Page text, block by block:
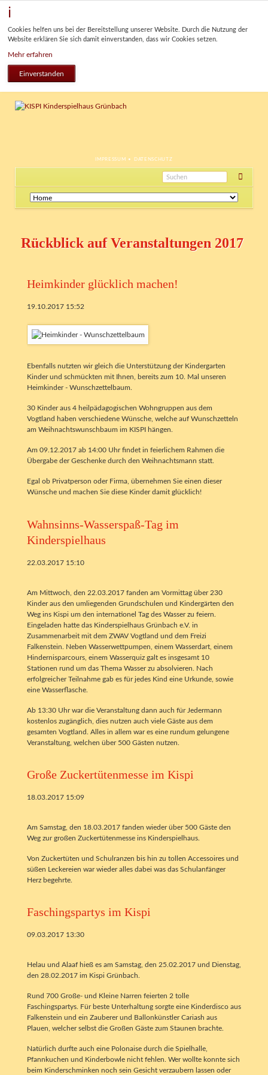
Cookies helfen uns bei der Bereitstellung unserer Website. Durch die Nutzung der
Website erklären Sie sich damit einverstanden, dass wir Cookies setzen.
Mehr erfahren
Einverstanden
NAVIGATION
IMPRESSUM DATENSCHUTZ
Navigation
überspringen
Rückblick auf Veranstaltungen 2017
Heimkinder glücklich machen!
19.10.2017 15:52
Ebenfalls nutzten wir gleich die Unterstützung der Kindergarten
Kinder und schmückten mit Ihnen, bereits zum 10. Mal unseren
Heimkinder - Wunschzettelbaum.
30 Kinder aus 4 heilpädagogischen Wohngruppen aus dem
Vogtland haben verschiedene Wünsche, welche auf Wunschzetteln
am Weihnachtswunschbaum im KISPI hängen.
Am 09.12.2017 ab 14:00 Uhr findet in feierlichem Rahmen die
Übergabe der Geschenke durch den Weihnachtsmann statt.
Egal ob Privatperson oder Firma, übernehmen Sie einen dieser
Wünsche und machen Sie diese Kinder damit glücklich!
Wahnsinns-Wasserspaß-Tag im
Kinderspielhaus
22.03.2017 15:10
Am Mittwoch, den 22.03.2017 fanden am Vormittag über 230
Kinder aus den umliegenden Grundschulen und Kindergärten den
Weg ins Kispi um den internationel Tag des Wasser zu feiern.
Eingeladen hatte das Kinderspielhaus Grünbach e.V. in
Zusammenarbeit mit dem ZWAV Vogtland und dem Freizi
Falkenstein. Neben Wasserwettpumpen, einem Wasserdart, einem
Hindernisparcours, einem Wasserquiz galt es insgesamt 10
Stationen rund um das Thema Wasser zu absolvieren. Nach
erfolgreicher Teilnahme gab es für jedes Kind eine Urkunde, sowie
eine Wasserflasche.
Ab 13:30 Uhr war die Veranstaltung dann auch für Jedermann
kostenlos zugänglich, dies nutzen auch viele Gäste aus dem
gesamten Vogtland. Alles in allem war es eine rundum gelungene
Veranstaltung, welchen über 500 Gästen nutzen.
Große Zuckertütenmesse im Kispi
18.03.2017 15:09
Am Samstag, den 18.03.2017 fanden wieder über 500 Gäste den
Weg zur großen Zuckertütenmesse ins Kinderspielhaus.
Von Zuckertüten und Schulranzen bis hin zu tollen Accessoires und
süßen Leckereien war wieder alles dabei was das Schulanfänger
Herz begehrte.
Faschingspartys im Kispi
09.03.2017 13:30
Helau und Alaaf hieß es am Samstag, den 25.02.2017 und Dienstag,
den 28.02.2017 im Kispi Grünbach.
Rund 700 Große- und Kleine Narren feierten 2 tolle
Faschingspartys. Für beste Unterhaltung sorgte eine Kinderdisco aus
Falkenstein und ein Zauberer und Ballonkünstler Cariash aus
Plauen, welcher selbst die Großen Gäste zum Staunen brachte.
Natürlich durfte auch eine Polonaise durch die Spielhalle,
Pfannkuchen und Kinderbowle nicht fehlen. Wer wollte konnte sich
beim Kinderschminken noch sein Gesicht verzaubern lassen oder